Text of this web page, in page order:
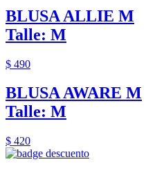
BLUSA ALLIE M
Talle: M
$ 490
BLUSA AWARE M
Talle: M
$ 420